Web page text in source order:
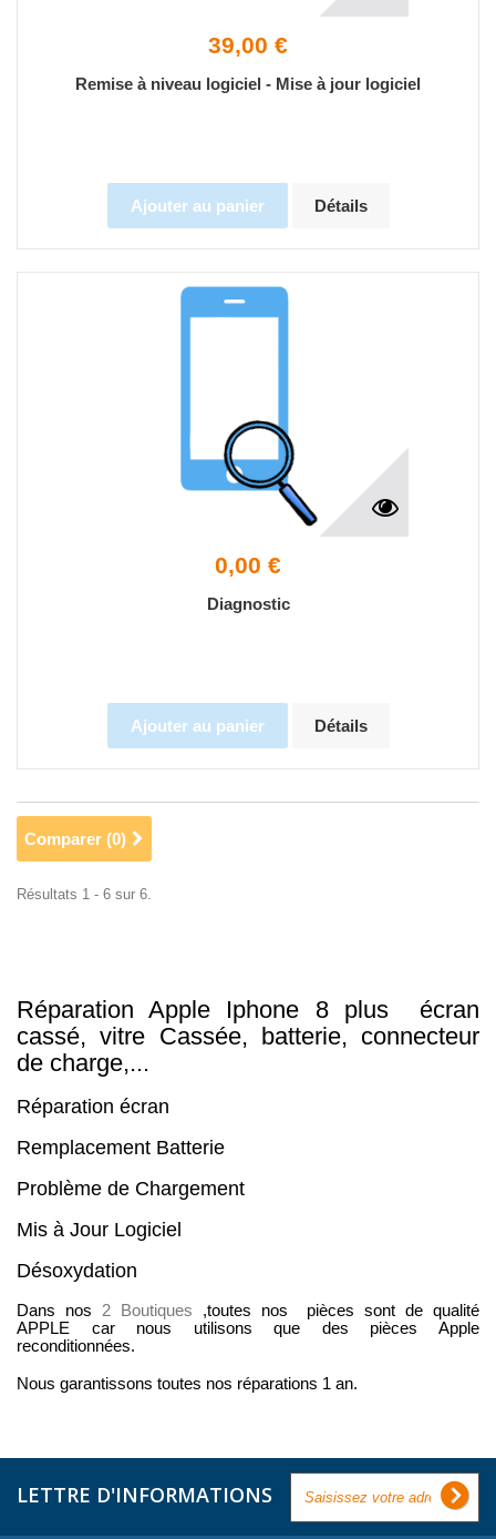
39,00 €
Remise à niveau logiciel - Mise à jour logiciel
Ajouter au panier Détails
0,00 €
Diagnostic
Ajouter au panier Détails
Comparer (0)
Résultats 1 - 6 sur 6.
Réparation Apple Iphone 8 plus écran
cassé, vitre Cassée, batterie, connecteur
de charge,...
Réparation écran
Remplacement Batterie
Problème de Chargement
Mis à Jour Logiciel
Désoxydation
Dans nos 2 Boutiques ,toutes nos pièces sont de qualité
APPLE car nous utilisons que des pièces Apple
reconditionnées.
Nous garantissons toutes nos réparations 1 an.
LETTRE D'INFORMATIONS